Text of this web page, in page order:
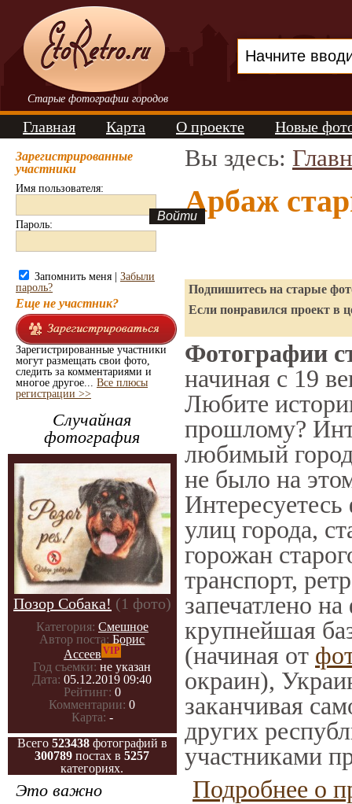
Старые фотографии городов
Главная Карта О проекте Новые
Зарегистрированные
участники
Имя пользователя:
Пароль:
Запомнить меня | Забыли
пароль?
Еще не участник?
Зарегистрированные участники
могут размещать свои фото,
следить за комментариями и
многое другое... Все плюсы
регистрации >>
Случайная
фотография
Позор Собака! (1 фото)
Категория: Смешное
Автор поста: Борис
Ассеев VIP
Год съемки: не указан
Дата: 05.12.2019 09:40
Рейтинг: 0
Комментарии: 0
Карта: -
Всего 523438 фотографий в
300789 постах в5257
категориях.
Это важно
Вы здесь:
Арбаж
Подпишитесь на старые
Если понравился проект в
Фотографии
начиная с 19
Любите
прошлому?
любимый
не было на
Интересуетесь
улиц города,
горожан
транспорт,
запечатлено
крупнейшая
(начиная от
окраин),
заканчивая
других
участниками
Подробнее о